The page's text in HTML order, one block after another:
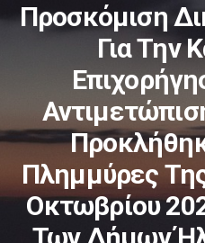
Προσκόμιση
Για Την
Πλημμύρες
Οκτωβρίου